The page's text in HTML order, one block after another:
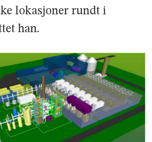
lokasjoner rundt i
han.